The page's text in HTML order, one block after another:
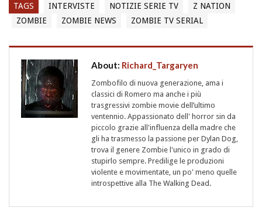
TAGS INTERVISTE NOTIZIE SERIE TV
Z NATION
ZOMBIE
ZOMBIE NEWS ZOMBIE TV SERIAL
About: Richard_Targaryen
Zombofilo di nuova generazione, ama i
classici di Romero ma anche i più
trasgressivi zombie movie dell’ultimo
ventennio. Appassionato dell' horror sin da
piccolo grazie all'influenza della madre che
gli ha trasmesso la passione per Dylan Dog,
trova il genere Zombie l'unico in grado di
stupirlo sempre. Predilige le produzioni
violente e movimentate, un po' meno quelle
introspettive alla The Walking Dead.